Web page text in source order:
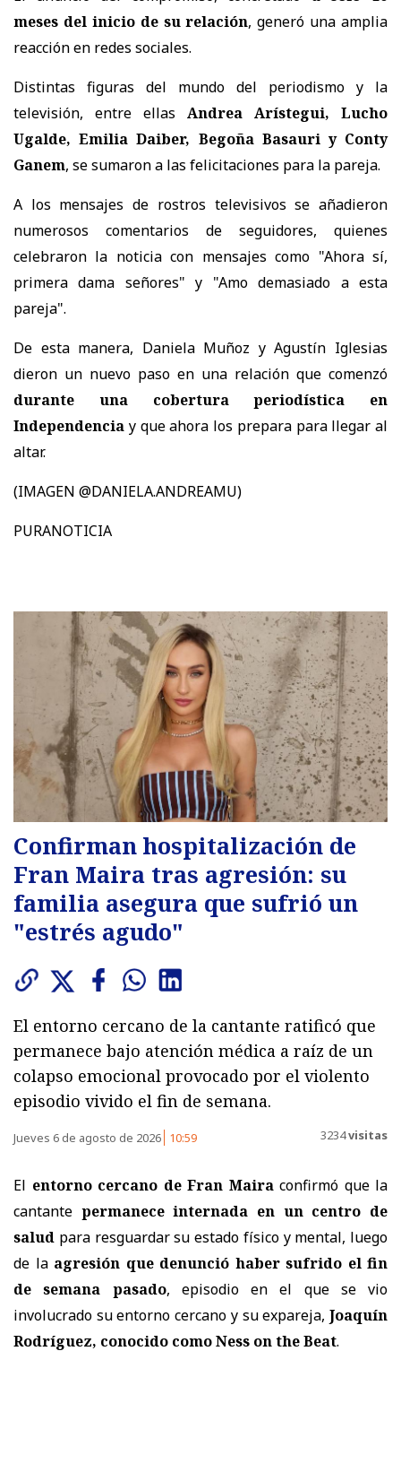
meses del inicio de su relación, generó una amplia
reacción en redes sociales.
Distintas figuras del mundo del periodismo y la
televisión, entre ellas Andrea Arístegui, Lucho
Ugalde, Emilia Daiber, Begoña Basauri y Conty
Ganem, se sumaron a las felicitaciones para la pareja.
A los mensajes de rostros televisivos se añadieron
numerosos comentarios de seguidores, quienes
celebraron la noticia con mensajes como "Ahora sí,
primera dama señores" y "Amo demasiado a esta
pareja".
De esta manera, Daniela Muñoz y Agustín Iglesias
dieron un nuevo paso en una relación que comenzó
durante una cobertura periodística en
Independencia y que ahora los prepara para llegar al
altar.
(IMAGEN @DANIELA.ANDREAMU)
PURANOTICIA
Confirman hospitalización de
Fran Maira tras agresión: su
familia asegura que sufrió un
"estrés agudo"
El entorno cercano de la cantante ratificó que
permanece bajo atención médica a raíz de un
colapso emocional provocado por el violento
episodio vivido el fin de semana.
Jueves 6 de agosto de 2026 10:59 3234visitas
El entorno cercano de Fran Mairaconfirmó que la
cantante permanece internada en un centro de
salud para resguardar su estado físico y mental, luego
de la agresión que denunció haber sufrido el fin
de semana pasado, episodio en el que se vio
involucrado su entorno cercano y su expareja, Joaquín
Rodríguez, conocido como Ness on the Beat.